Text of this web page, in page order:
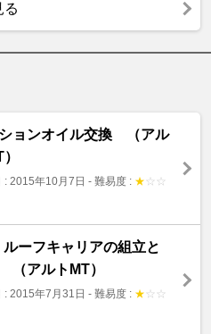
る
ョンオイル交換 （アル
: 2015年10月7日 - 難易度 : ★ ☆ ☆
ーフキャリアの組立と
アルトMT）
: 2015年7月31日 - 難易度 : ★ ☆ ☆